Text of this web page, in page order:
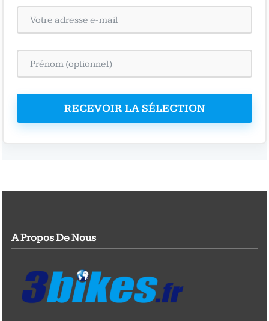
RECEVOIR LA SÉLECTION
A Propos De Nous